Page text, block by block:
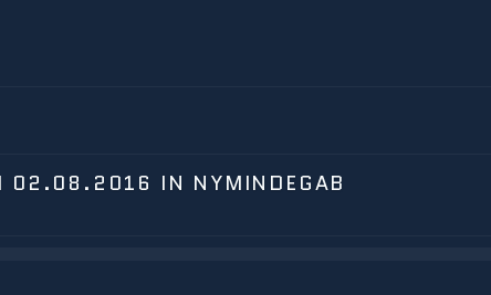
02.08.2016 IN NYMINDEGAB